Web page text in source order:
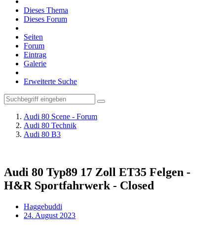
Dieses Thema
Dieses Forum
Seiten
Forum
Eintrag
Galerie
Erweiterte Suche
Audi 80 Scene - Forum
Audi 80 Technik
Audi 80 B3
Audi 80 Typ89 17 Zoll ET35 Felgen -
H&R Sportfahrwerk - Closed
Haggebuddi
24. August 2023